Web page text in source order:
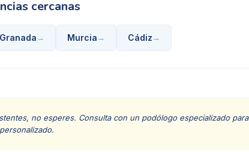
cercanas
Granada → Murcia → Cádiz →
no esperes. Consulta con un podólogo especializado